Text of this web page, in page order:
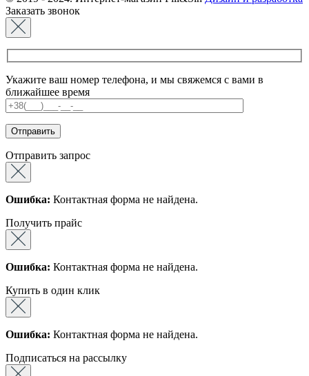
Заказать звонок
Укажите ваш номер телефона, и мы свяжемся с вами в
ближайшее время
Отправить запрос
Ошибка: Контактная форма не найдена.
Получить прайс
Ошибка: Контактная форма не найдена.
Купить в один клик
Ошибка: Контактная форма не найдена.
Подписаться на рассылку